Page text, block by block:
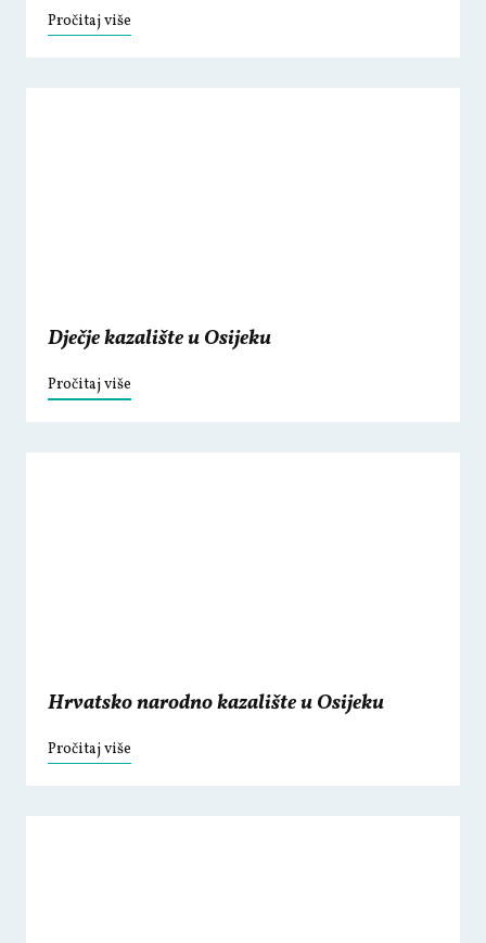
Pročitaj više
Dječje kazalište u Osijeku
Pročitaj više
Hrvatsko narodno kazalište u Osijeku
Pročitaj više